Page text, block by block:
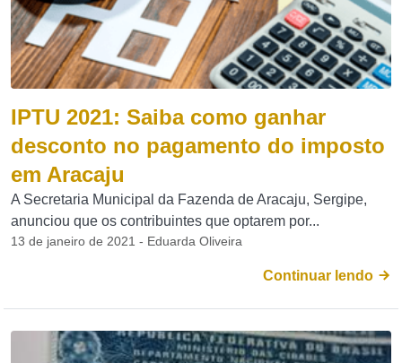
IPTU 2021: Saiba como ganhar
desconto no pagamento do imposto
em Aracaju
A Secretaria Municipal da Fazenda de Aracaju, Sergipe,
anunciou que os contribuintes que optarem por...
13 de janeiro de 2021 - Eduarda Oliveira
Continuar lendo